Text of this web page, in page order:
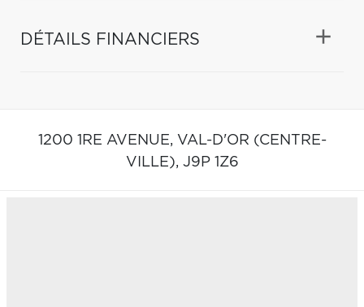
DÉTAILS FINANCIERS
1200 1RE AVENUE, VAL-D'OR (CENTRE-
VILLE), J9P 1Z6